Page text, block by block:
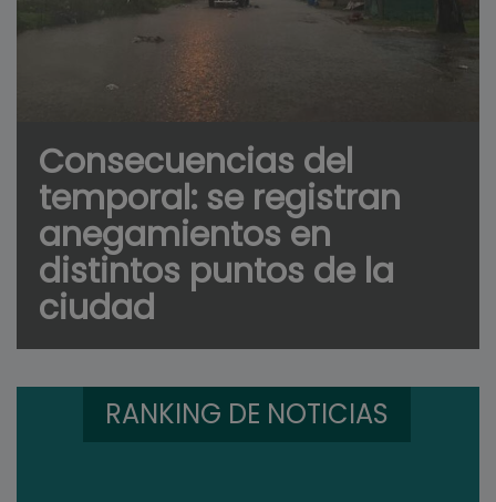
Consecuencias del
temporal: se registran
anegamientos en
distintos puntos de la
ciudad
RANKING DE NOTICIAS